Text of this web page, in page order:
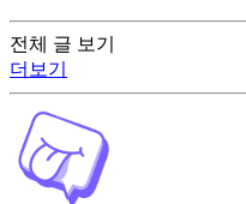
전체 글 보기
더보기